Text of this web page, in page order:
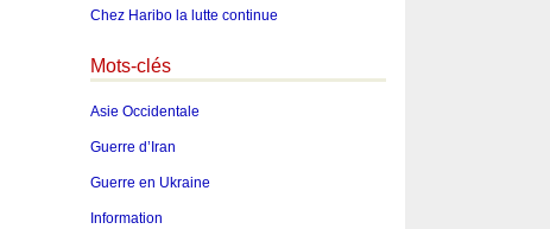
Chez Haribo la lutte continue
Mots-clés
Asie Occidentale
Guerre d’Iran
Guerre en Ukraine
Information